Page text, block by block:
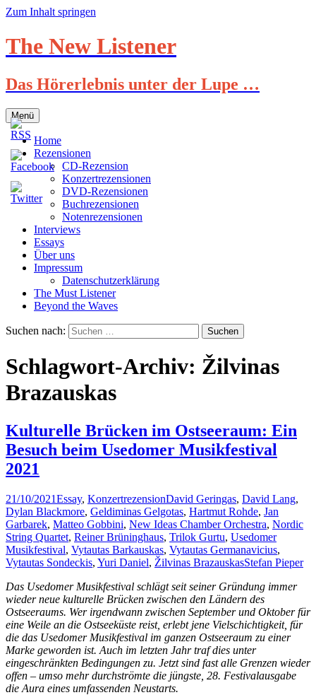
Zum Inhalt springen
The New Listener
Das Hörerlebnis unter der Lupe …
Menü
Home
Rezensionen
CD-Rezension
Konzertrezensionen
DVD-Rezensionen
Buchrezensionen
Notenrezensionen
Interviews
Essays
Über uns
Impressum
Datenschutzerklärung
The Must Listener
Beyond the Waves
Suchen nach:
Schlagwort-Archiv: Žilvinas
Brazauskas
Kulturelle Brücken im Ostseeraum: Ein
Besuch beim Usedomer Musikfestival
2021
21/10/2021Essay, KonzertrezensionDavid Geringas, David Lang,
Dylan Blackmore, Geldiminas Gelgotas, Hartmut Rohde, Jan
Garbarek, Matteo Gobbini, New Ideas Chamber Orchestra, Nordic
String Quartet, Reiner Brüninghaus, Trilok Gurtu, Usedomer
Musikfestival, Vytautas Barkauskas, Vytautas Germanavicius,
Vytautas Sondeckis, Yuri Daniel, Žilvinas BrazauskasStefan Pieper
Das Usedomer Musikfestival schlägt seit seiner Gründung immer
wieder neue kulturelle Brücken zwischen den Ländern des
Ostseeraums. Wer irgendwann zwischen September und Oktober für
eine Weile an die Ostseeküste reist, erlebt jene Vielschichtigkeit, für
die das Usedomer Musikfestival im ganzen Ostseeraum zu einer
Marke geworden ist. Auch im letzten Jahr traf dies unter
eingeschränkten Bedingungen zu. Jetzt sind fast alle Grenzen wieder
offen – umso mehr durchströmte die jüngste, 28. Festivalausgabe
die Aura eines umfassenden Neustarts.